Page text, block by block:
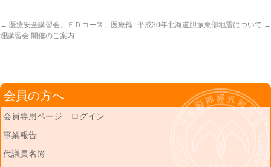
← 医療安全講習会、ＦＤコース、医療倫
理講習会 開催のご案内
平成30年北海道胆振東部地震について →
会員の方へ
会員専用ページ ログイン
事業報告
代議員名簿